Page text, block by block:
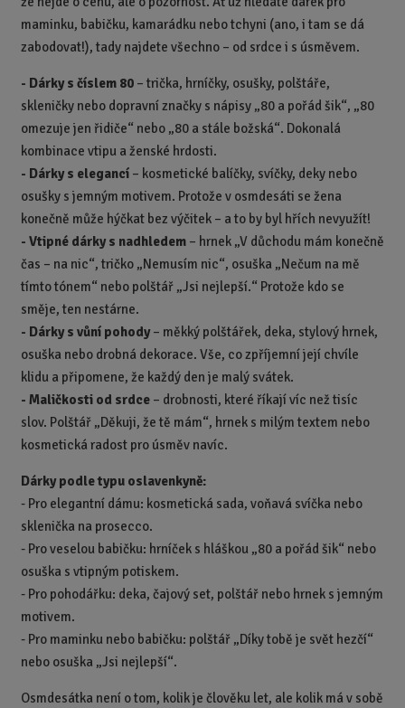
č
e
t
o
ž
s
v
í
ž
s
t
í
maminku, babičku, kamarádku nebo tchyni (ano, i tam se dá
zabodovat!), tady najdete všechno – od srdce i s úsměvem.
- Dárky s číslem 80– trička, hrníčky, osušky, polštáře,
skleničky nebo dopravní značky s nápisy „80 a pořád šik“, „80
omezuje jen řidiče“ nebo „80 a stále božská“. Dokonalá
kombinace vtipu a ženské hrdosti.
- Dárky s elegancí– kosmetické balíčky, svíčky, deky nebo
osušky s jemným motivem. Protože v osmdesáti se žena
konečně může hýčkat bez výčitek – a to by byl hřích nevyužít!
- Vtipné dárky s nadhledem– hrnek „V důchodu mám konečně
čas – na nic“, tričko „Nemusím nic“, osuška „Nečum na mě
tímto tónem“ nebo polštář „Jsi nejlepší.“ Protože kdo se
směje, ten nestárne.
- Dárky s vůní pohody– měkký polštářek, deka, stylový hrnek,
osuška nebo drobná dekorace. Vše, co zpříjemní její chvíle
klidu a připomene, že každý den je malý svátek.
- Maličkosti od srdce– drobnosti, které říkají víc než tisíc
slov. Polštář „Děkuji, že tě mám“, hrnek s milým textem nebo
kosmetická radost pro úsměv navíc.
Dárky podle typu oslavenkyně:
- Pro elegantní dámu: kosmetická sada, voňavá svíčka nebo
sklenička na prosecco.
- Pro veselou babičku: hrníček s hláškou „80 a pořád šik“ nebo
osuška s vtipným potiskem.
- Pro pohodářku: deka, čajový set, polštář nebo hrnek s jemným
motivem.
- Pro maminku nebo babičku: polštář „Díky tobě je svět hezčí“
nebo osuška „Jsi nejlepší“.
Osmdesátka není o tom, kolik je člověku let, ale kolik má v sobě